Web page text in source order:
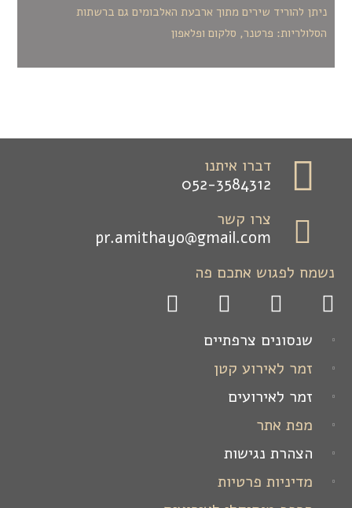
ניתן להוריד שירים מתוך ארבעת האלבומים גם ברשתות
הסלולריות: פרטנר, סלקום ופלאפון
דברו איתנו
052-3584312
צרו קשר
pr.amithayo@gmail.com
נשמח לפגוש אתכם פה
שנסונים צרפתיים
זמר לאירוע קטן
זמר לאירועים
מפת אתר
הצהרת נגישות
מדיניות פרטיות